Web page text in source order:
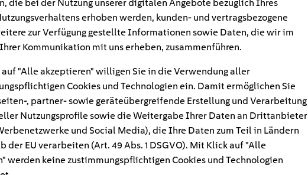
#
die bei der Nutzung unserer digitalen Angebote bezüglich Ihres
erhoben werden, kunden- und vertragsbezogene
zur Verfügung gestellte Informationen sowie Daten, die wir im
Kommunikation mit uns erheben, zusammenführen.
"Alle akzeptieren" willigen Sie in die Verwendung aller
Cookies und Technologien ein. Damit ermöglichen Sie
, partner- sowie geräteübergreifende Erstellung und Verarbeitung
Nutzungsprofile sowie die Weitergabe Ihrer Daten an Drittanbieter
und Social Media), die Ihre Daten zum Teil in Ländern
der EU verarbeiten (Art. 49 Abs. 1 DSGVO). Mit Klick auf "Alle
werden keine zustimmungspflichtigen Cookies und Technologien